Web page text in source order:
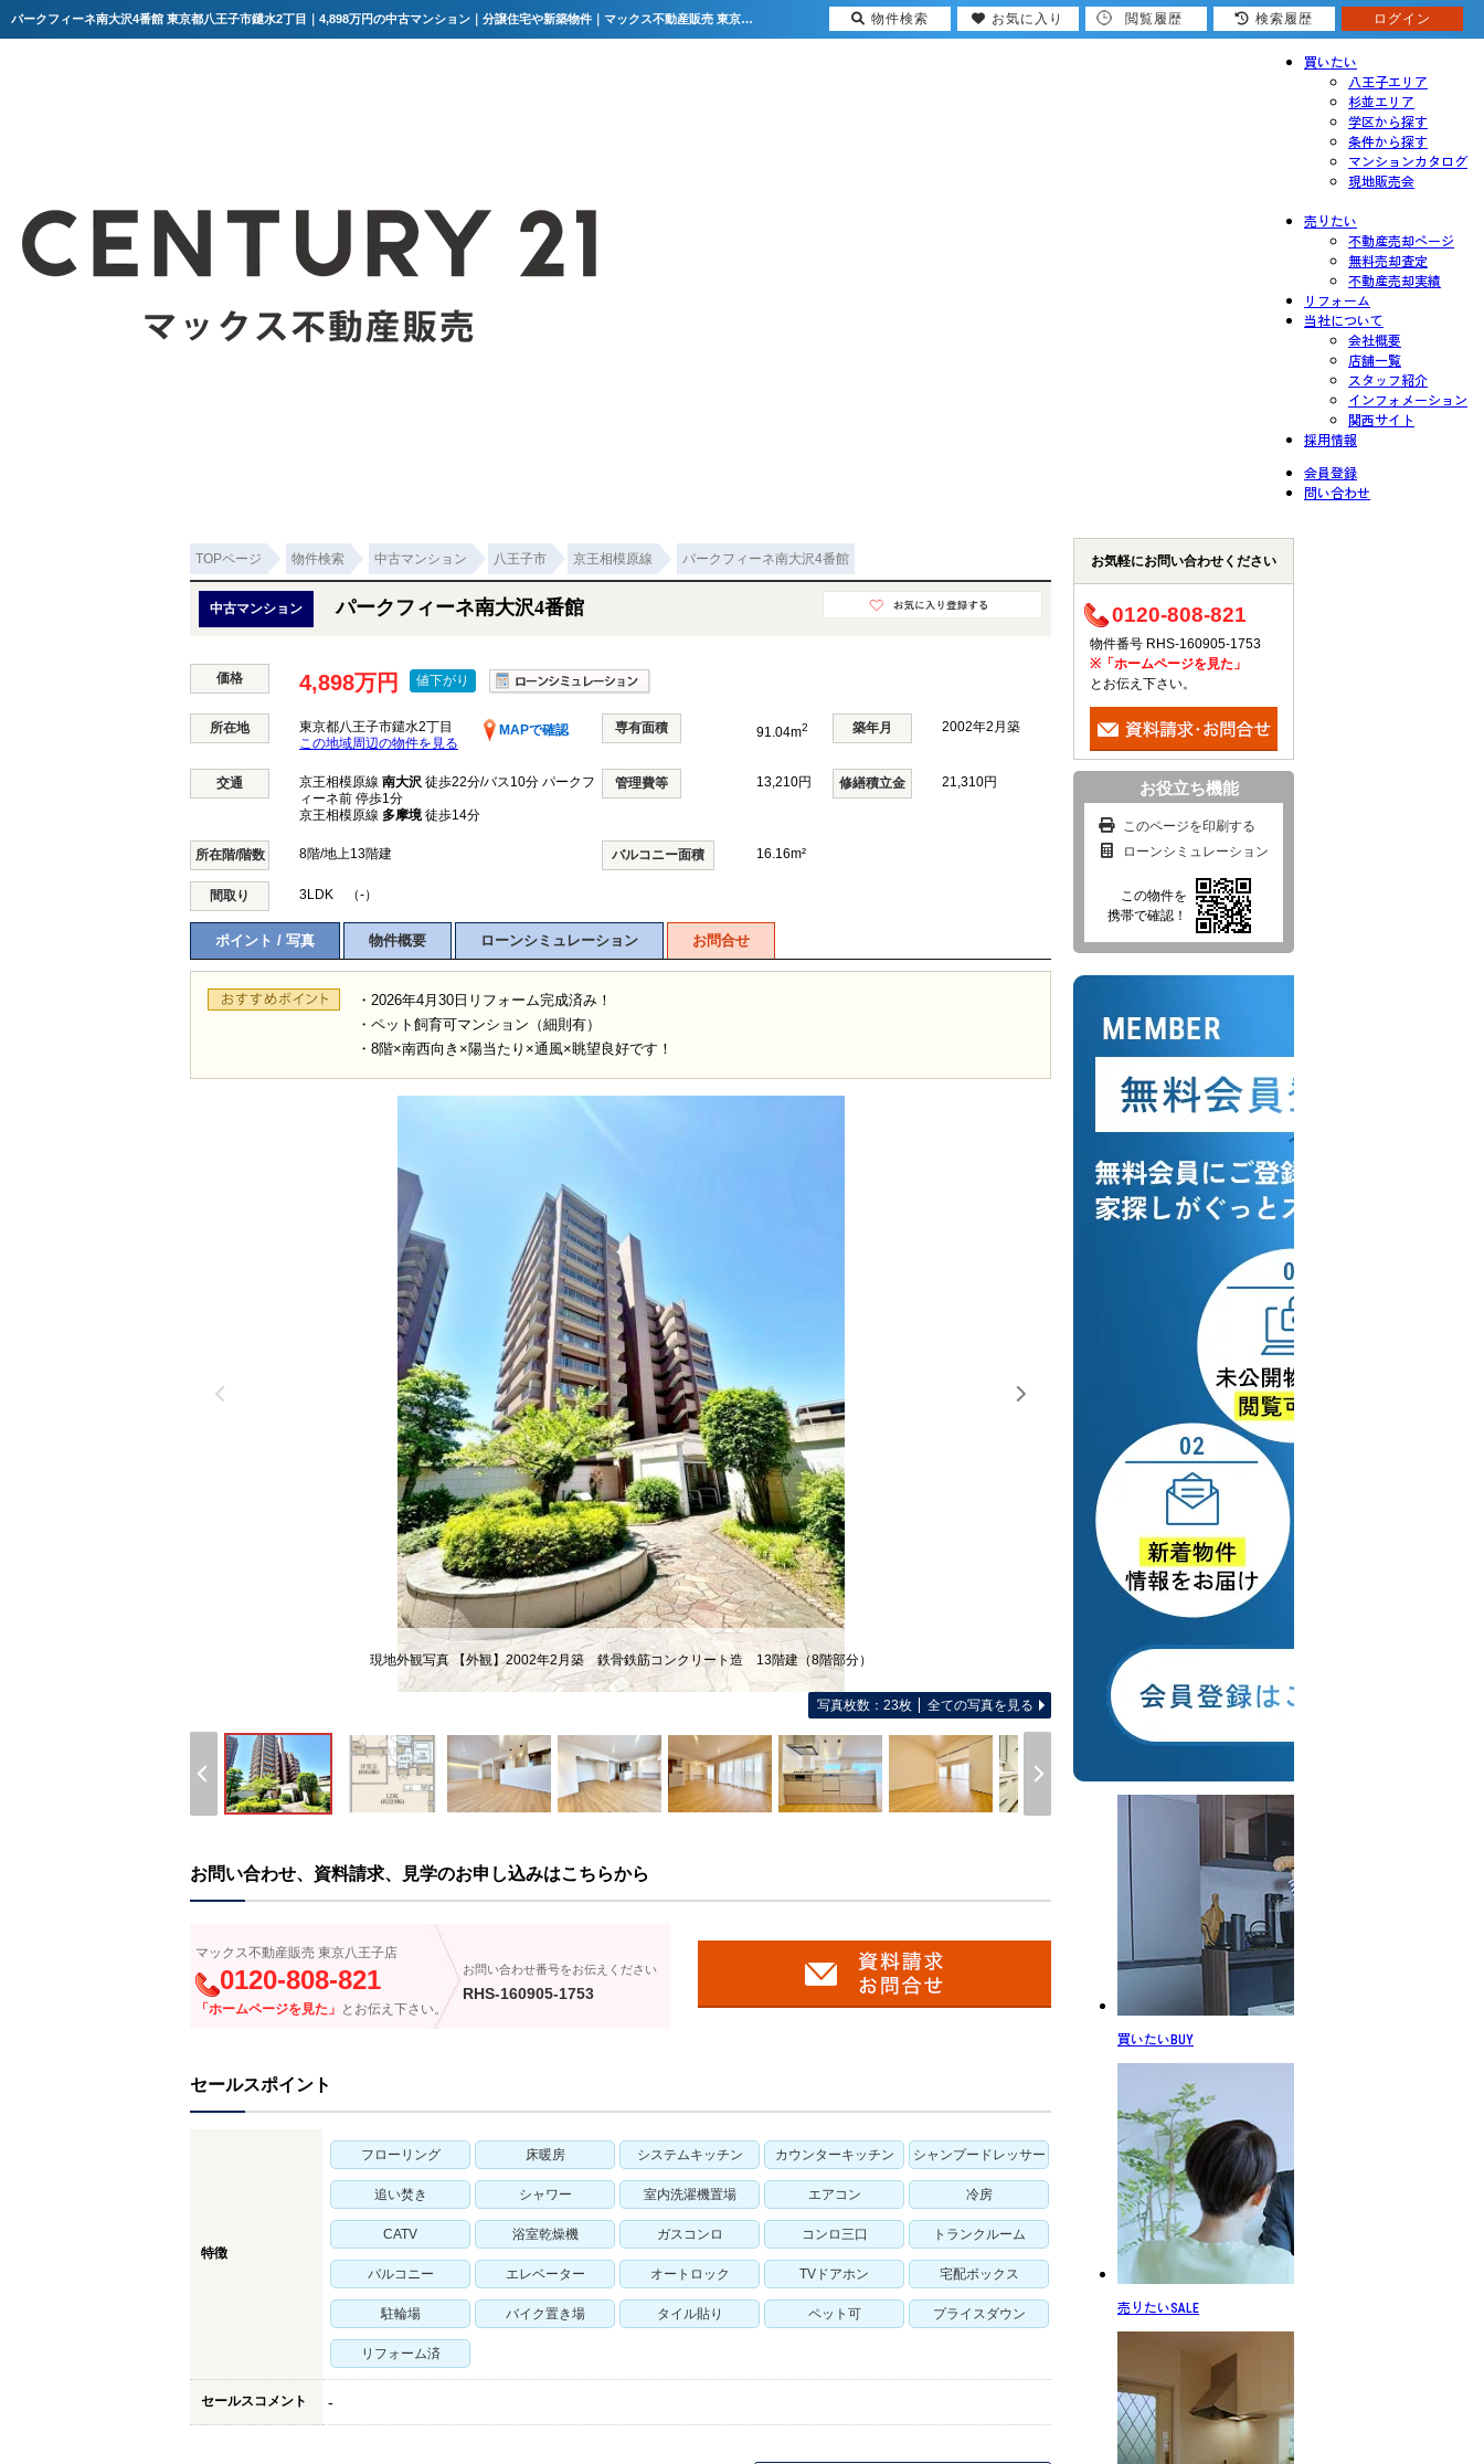
パークフィーネ南大沢4番館 東京都八王子市鑓水2丁目｜4,898万円の中古マンション｜分譲住宅や新築物件｜マックス不動産販売 東京八王子店
買いたい
八王子エリア
杉並エリア
学区から探す
条件から探す
マンションカタログ
現地販売会
売りたい
不動産売却ページ
無料売却査定
不動産売却実績
リフォーム
当社について
会社概要
店舗一覧
スタッフ紹介
インフォメーション
関西サイト
採用情報
会員登録
問い合わせ
TOPページ 物件検索 中古マンション 八王子市 京王相模原線 パークフィーネ南大沢4番館
中古マンション パークフィーネ南大沢4番館
価格 4,898万円 値下がり
所在地 東京都八王子市鑓水2丁目
MAPで確認
この地域周辺の物件を見る
専有面積 91.04m2 築年月 2002年2月築
交通 京王相模原線 南大沢 徒歩22分/バス10分 パークフ
ィーネ前 停歩1分
京王相模原線 多摩境徒歩14分
管理費等 13,210円 修繕積立金 21,310円
所在階/階数 8階/地上13階建 バルコニー面積 16.16m²
間取り 3LDK （-）
ポイント / 写真 物件概要 ローンシミュレーション お問合せ
・2026年4月30日リフォーム完成済み！
・ペット飼育可マンション（細則有）
・8階×南西向き×陽当たり×通風×眺望良好です！
現地外観写真 【外観】2002年2月築 鉄骨鉄筋コンクリート造 13階建（8階部分）
写真枚数：23枚 全ての写真を見る
お問い合わせ、資料請求、見学のお申し込みはこちらから
マックス不動産販売 東京八王子店
0120-808-821
「ホームページを見た」 とお伝え下さい。
お問い合わせ番号をお伝えください
RHS-160905-1753
セールスポイント
特徴
フローリング 床暖房 システムキッチン カウンターキッチン シャンプードレッサー
追い焚き シャワー 室内洗濯機置場 エアコン 冷房
CATV 浴室乾燥機 ガスコンロ コンロ三口 トランクルーム
バルコニー エレベーター オートロック TVドアホン 宅配ボックス
駐輪場 バイク置き場 タイル貼り ペット可 プライスダウン
リフォーム済
セールスコメント -
お気軽にお問い合わせください
0120-808-821
物件番号 RHS-160905-1753
※「ホームページを見た」
とお伝え下さい。
お役立ち機能
このページを印刷する
ローンシミュレーション
この物件を
携帯で確認！
買いたい BUY
売りたいSALE
物件検索 お気に入り 閲覧履歴 検索履歴 ログイン